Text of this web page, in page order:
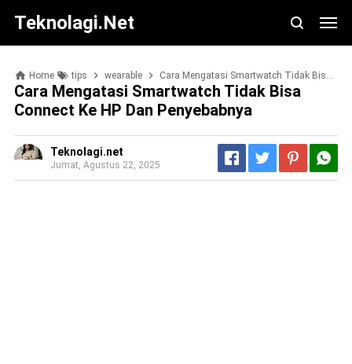
Teknolagi.net
Home tips wearable Cara Mengatasi Smartwatch Tidak Bisa Connect ke HP dan Penyebabnya
Cara Mengatasi Smartwatch Tidak Bisa
Connect Ke HP Dan Penyebabnya
Teknolagi.net
Jumat, Agustus 22, 2025